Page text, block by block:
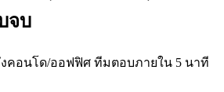
จบ
คอนโด/ออฟฟิศ ทีมตอบภายใน 5 นาที